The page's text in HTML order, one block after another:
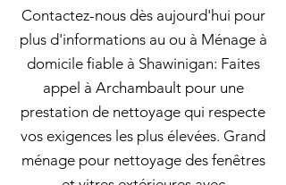
Contactez-nous dès aujourd'hui pour
plus d'informations au ou à Ménage à
domicile fiable à Shawinigan: Faites
appel à Archambault pour une
prestation de nettoyage qui respecte
vos exigences les plus élevées. Grand
ménage pour nettoyage des fenêtres